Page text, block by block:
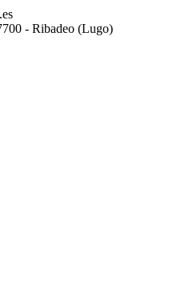
- Ribadeo (Lugo)